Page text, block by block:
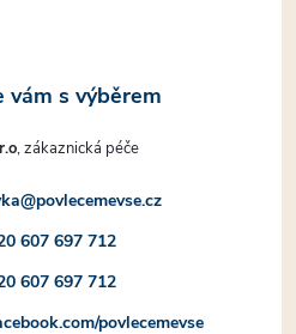
@povlecemevse.cz
607 697 712
607 697 712
povlecemevse